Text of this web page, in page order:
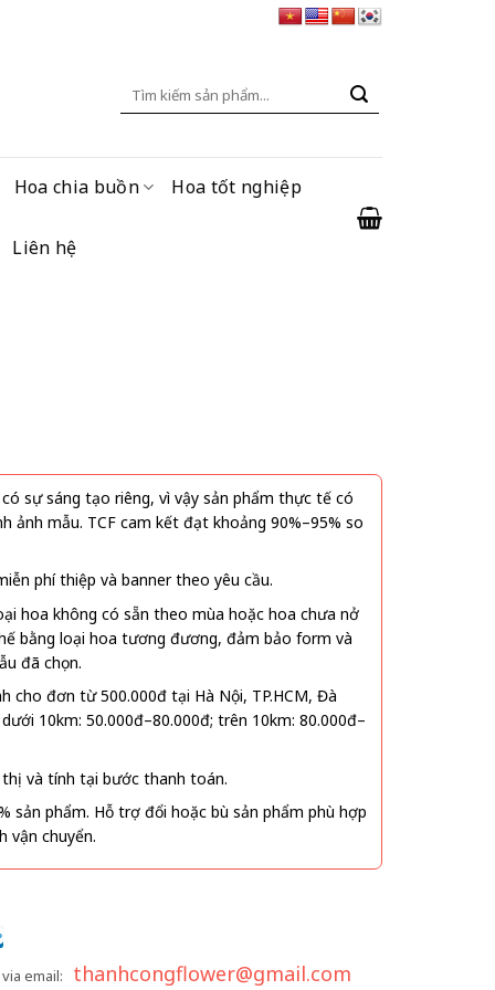
Tìm
Hoa chia buồn Hoa tốt nghiệp
Liên hệ
sự sáng tạo riêng, vì vậy sản phẩm thực tế có
ảnh mẫu. TCF cam kết đạt khoảng 90%–95% so
phí thiệp và banner theo yêu cầu.
hoa không có sẵn theo mùa hoặc hoa chưa nở
bằng loại hoa tương đương, đảm bảo form và
đã chọn.
cho đơn từ 500.000đ tại Hà Nội, TP.HCM, Đà
10km: 50.000đ–80.000đ; trên 10km: 80.000đ–
và tính tại bước thanh toán.
sản phẩm. Hỗ trợ đổi hoặc bù sản phẩm phù hợp
vận chuyển.
email: thanhcongflower@gmail.com